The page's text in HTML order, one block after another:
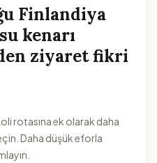
Finlandiya
kenarı
ziyaret fikri
rotasına ek olarak daha
Daha düşük eforla